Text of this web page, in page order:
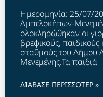
Ημερομηνία: 25/07/
Αμπελοκήπων-
ολοκληρώθηκαν οι
βρεφικούς,
σταθμούς του Δήμου
Μενεμένης.Τα παιδιά
ΔΙΑΒΑΣΕ ΠΕΡΙΣΣΟΤΕΡ »